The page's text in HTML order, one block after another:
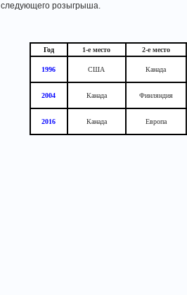
следующего розыгрыша.
Год 1-е место 2-е место
1996 США Канада
2004 Канада Финляндия
2016 Канада Европа